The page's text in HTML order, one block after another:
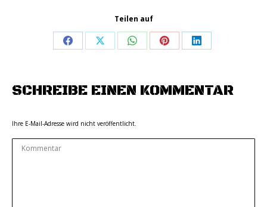
Teilen auf
Share
Facebook
Share
X
Share
WhatsApp
Share
Pinterest
Share
LinkedIn
SCHREIBE EINEN KOMMENTAR
Ihre E-Mail-Adresse wird nicht veröffentlicht.
Kommentar